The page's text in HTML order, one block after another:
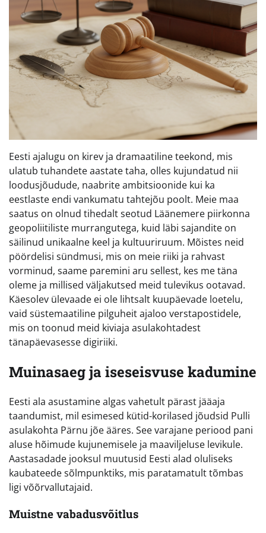
Eesti ajalugu on kirev ja dramaatiline teekond, mis
ulatub tuhandete aastate taha, olles kujundatud nii
loodusjõudude, naabrite ambitsioonide kui ka
eestlaste endi vankumatu tahtejõu poolt. Meie maa
saatus on olnud tihedalt seotud Läänemere piirkonna
geopoliitiliste murrangutega, kuid läbi sajandite on
säilinud unikaalne keel ja kultuuriruum. Mõistes neid
pöördelisi sündmusi, mis on meie riiki ja rahvast
vorminud, saame paremini aru sellest, kes me täna
oleme ja millised väljakutsed meid tulevikus ootavad.
Käesolev ülevaade ei ole lihtsalt kuupäevade loetelu,
vaid süstemaatiline pilguheit ajaloo verstapostidele,
mis on toonud meid kiviaja asulakohtadest
tänapäevasesse digiriiki.
Muinasaeg ja iseseisvuse kadumine
Eesti ala asustamine algas vahetult pärast jääaja
taandumist, mil esimesed kütid-korilased jõudsid Pulli
asulakohta Pärnu jõe ääres. See varajane periood pani
aluse hõimude kujunemisele ja maaviljeluse levikule.
Aastasadade jooksul muutusid Eesti alad oluliseks
kaubateede sõlmpunktiks, mis paratamatult tõmbas
ligi võõrvallutajaid.
Muistne vabadusvõitlus